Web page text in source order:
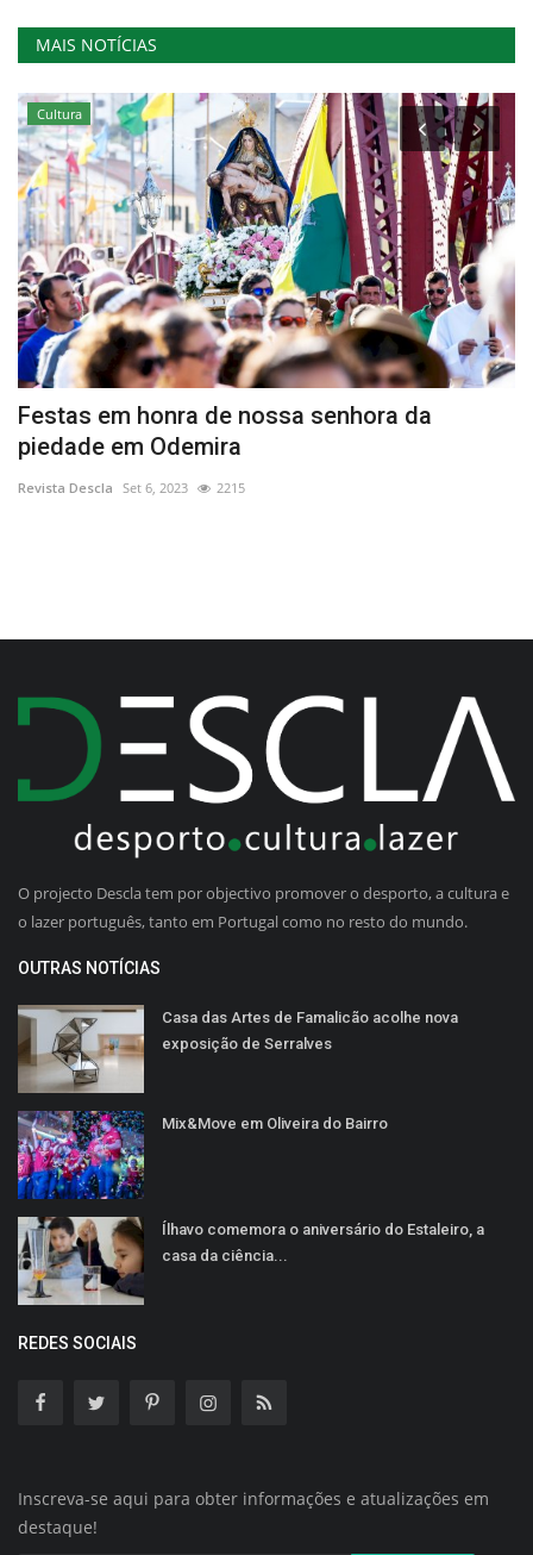
MAIS NOTÍCIAS
Cultura
Festas em honra de nossa senhora da
piedade em Odemira
Revista Descla Set 6, 2023 2215
O projecto Descla tem por objectivo promover o desporto, a cultura e
o lazer português, tanto em Portugal como no resto do mundo.
OUTRAS NOTÍCIAS
Casa das Artes de Famalicão acolhe nova
exposição de Serralves
Mix&Move em Oliveira do Bairro
Ílhavo comemora o aniversário do Estaleiro, a
casa da ciência...
REDES SOCIAIS
Inscreva-se aqui para obter informações e atualizações em
destaque!